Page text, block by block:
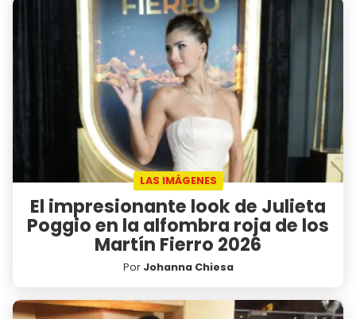
LAS IMÁGENES
El impresionante look de Julieta
Poggio en la alfombra roja de los
Martín Fierro 2026
Por Johanna Chiesa